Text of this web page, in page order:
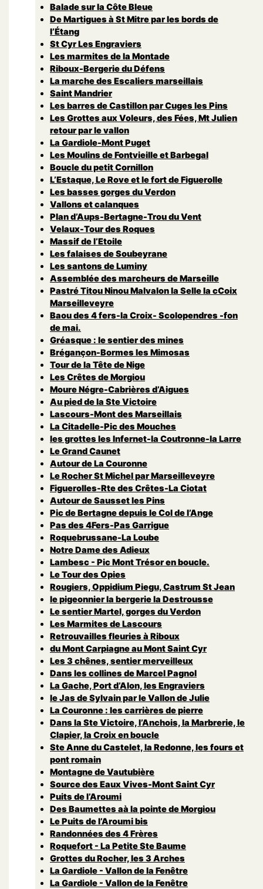
Balade sur la Côte Bleue
De Martigues à St Mitre par les bords de
l’Étang
St Cyr Les Engraviers
Les marmites de la Montade
Riboux-Bergerie du Défens
La marche des Escaliers marseillais
Saint Mandrier
Les barres de Castillon par Cuges les Pins
Les Grottes aux Voleurs, des Fées, Mt Julien
retour par le vallon
La Gardiole-Mont Puget
Les Moulins de Fontvieille et Barbegal
Boucle du petit Cornillon
L’Estaque, Le Rove et le fort de Figuerolle
Les basses gorges du Verdon
Vallons et calanques
Plan d’Aups-Bertagne-Trou du Vent
Velaux-Tour des Roques
Massif de l’Etoile
Les falaises de Soubeyrane
Les santons de Luminy
Assemblée des marcheurs de Marseille
Pastré Titou Ninou Malvalon la Selle la cCoix
Marseilleveyre
Baou des 4 fers-la Croix- Scolopendres -fon
de mai.
Gréasque : le sentier des mines
Brégançon-Bormes les Mimosas
Tour de la Tête de Nige
Les Crêtes de Morgiou
Moure Négre-Cabrières d’Aigues
Au pied de la Ste Victoire
Lascours-Mont des Marseillais
La Citadelle-Pic des Mouches
les grottes les Infernet-la Coutronne-la Larre
Le Grand Caunet
Autour de La Couronne
Le Rocher St Michel par Marseilleveyre
Figuerolles-Rte des Crêtes-La Ciotat
Autour de Sausset les Pins
Pic de Bertagne depuis le Col de l’Ange
Pas des 4Fers-Pas Garrigue
Roquebrussane-La Loube
Notre Dame des Adieux
Lambesc - Pic Mont Trésor en boucle.
Le Tour des Opies
Rougiers, Oppidium Piegu, Castrum St Jean
le pigeonnier la bergerie la Destrousse
Le sentier Martel, gorges du Verdon
Les Marmites de Lascours
Retrouvailles fleuries à Riboux
du Mont Carpiagne au Mont Saint Cyr
Les 3 chênes, sentier merveilleux
Dans les collines de Marcel Pagnol
La Gache, Port d’Alon, les Engraviers
le Jas de Sylvain par le Vallon de Julie
La Couronne : les carrières de pierre
Dans la Ste Victoire, l’Anchois, la Marbrerie, le
Clapier, la Croix en boucle
Ste Anne du Castelet, la Redonne, les fours et
pont romain
Montagne de Vautubière
Source des Eaux Vives-Mont Saint Cyr
Puits de l’Aroumi
Des Baumettes aà la pointe de Morgiou
Le Puits de l’Aroumi bis
Randonnées des 4 Frères
Roquefort - La Petite Ste Baume
Grottes du Rocher, les 3 Arches
La Gardiole - Vallon de la Fenêtre
La Gardiole - Vallon de la Fenêtre